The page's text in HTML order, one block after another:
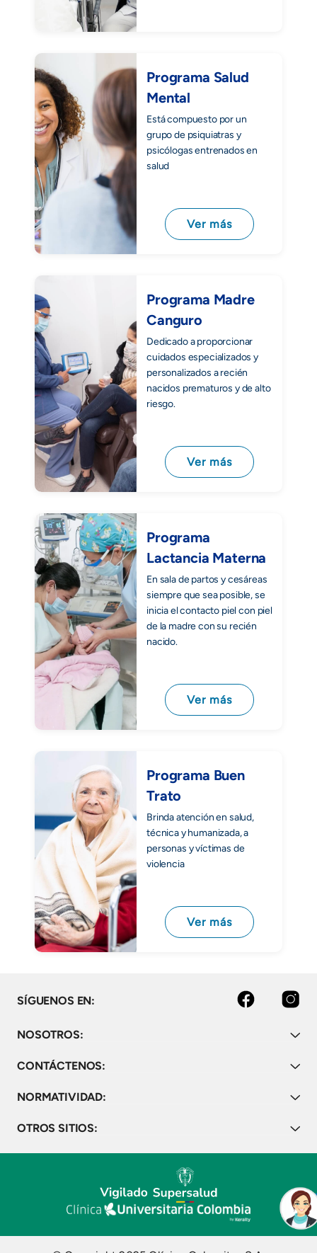
Programa Salud
Mental
Está compuesto por un
grupo de psiquiatras y
psicólogas entrenados en
salud
Ver más
Programa Madre
Canguro
Dedicado a proporcionar
cuidados especializados y
personalizados a recién
nacidos prematuros y de alto
riesgo.
Ver más
Programa
Lactancia Materna
En sala de partos y cesáreas
siempre que sea posible, se
inicia el contacto piel con piel
de la madre con su recién
nacido.
Ver más
Programa Buen
Trato
Brinda atención en salud,
técnica y humanizada, a
personas y víctimas de
violencia
Ver más
SÍGUENOS EN: Facebook Instagram
NOSOTROS:
CONTÁCTENOS:
NORMATIVIDAD:
OTROS SITIOS: